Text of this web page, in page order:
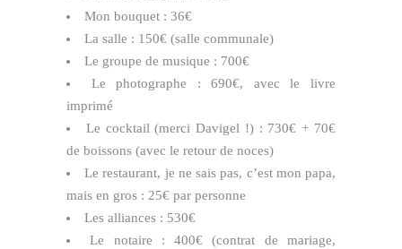
Mon bouquet : 36€
La salle : 150€ (salle communale)
Le groupe de musique : 700€
Le photographe : 690€, avec le livre
imprimé
Le cocktail (merci Davigel !) : 730€ + 70€
de boissons (avec le retour de noces)
Le restaurant, je ne sais pas, c’est mon papa,
mais en gros : 25€ par personne
Les alliances : 530€
Le notaire : 400€ (contrat de mariage,